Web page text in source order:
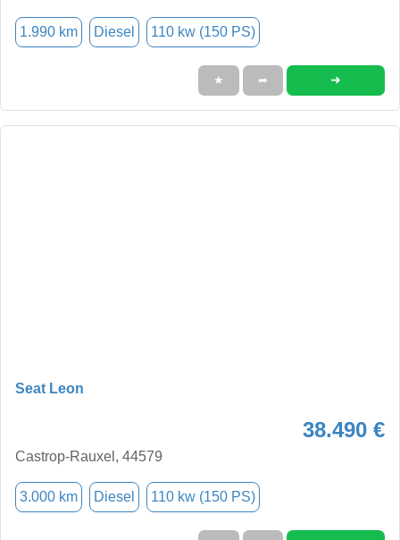
1.990 km Diesel 110 kw (150 PS)
★ ➦ ➜
Seat Leon
38.490 €
Castrop-Rauxel, 44579
3.000 km Diesel 110 kw (150 PS)